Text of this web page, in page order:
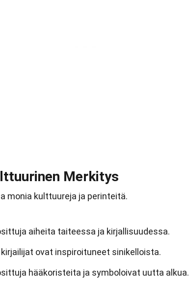
Merkitys
monia kulttuureja ja perinteitä.
aiheita taiteessa ja kirjallisuudessa.
ovat inspiroituneet sinikelloista.
hääkoristeita ja symboloivat uutta alkua.